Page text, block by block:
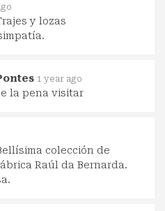
y lozas
1 year ago
la pena visitar
colección de
Raúl da Bernarda.